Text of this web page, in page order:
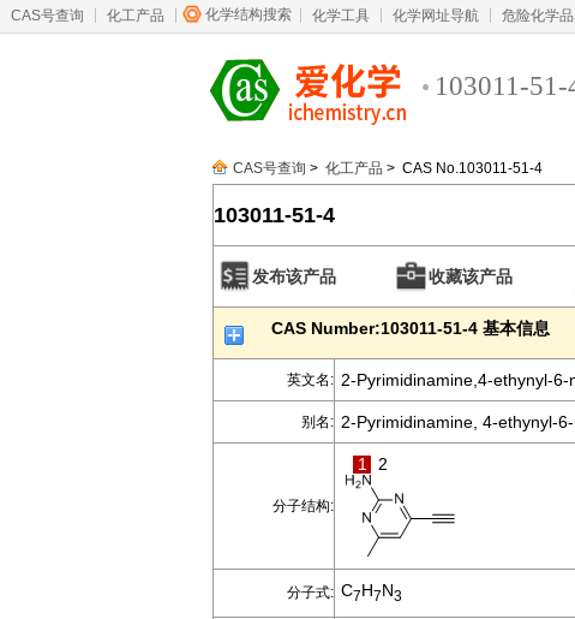
CAS号查询 化工产品 化学结构搜索 化学工具 化学网址导航 危险化学
103011-51-
CAS号查询 > 化工产品 > CAS No.103011-51-4
103011-51-4
发布该产品 收藏该产品
CAS Number:103011-51-4 基本信息
英文名: 2-Pyrimidinamine,4-ethynyl-6-
别名: 2-Pyrimidinamine, 4-ethynyl-
分子结构:
1 2
分子式: C7H7N3